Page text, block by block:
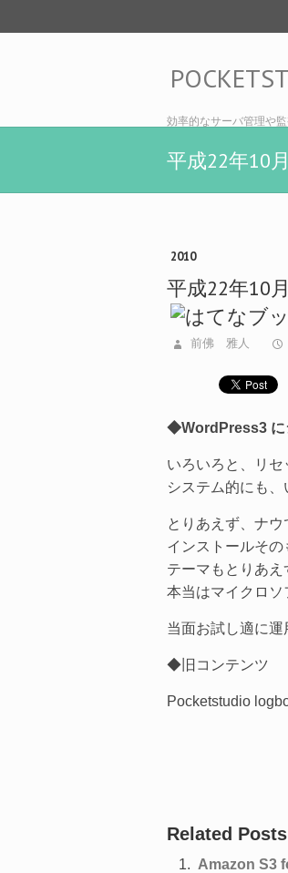
効率的なサーバ管理や
平成22年10
2010
平成22年10
前佛 雅人
◆WordPress3 に
いろいろと、リセ
システム的にも、
とりあえず、ナウ
インストールその
テーマもとりあえ
本当はマイクロソ
当面お試し適に運
◆旧コンテンツ
Pocketstudio
Related
Amazon S3